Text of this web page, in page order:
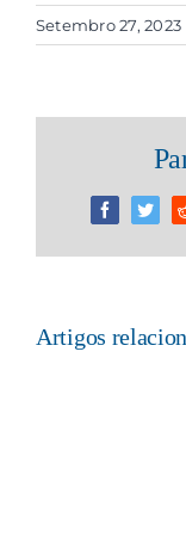
Setembro 27, 2023
Facebook
Artigos